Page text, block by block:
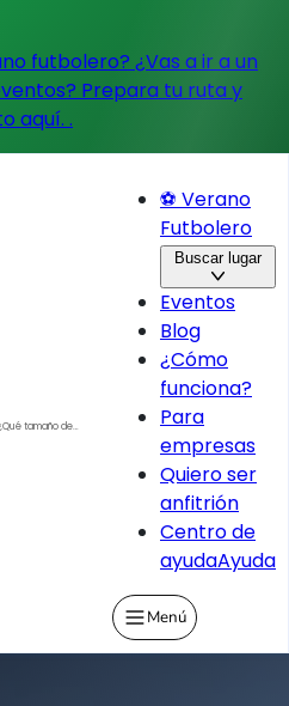
futbolero? ¿Vas a ir a un
Prepara tu ruta y
aquí. .
tamaño de
⚽ Verano
Futbolero
Buscar lugar
Eventos
Blog
¿Cómo
funciona?
Para
empresas
Quiero ser
anfitrión
Centro de
ayudaAyuda
Menú